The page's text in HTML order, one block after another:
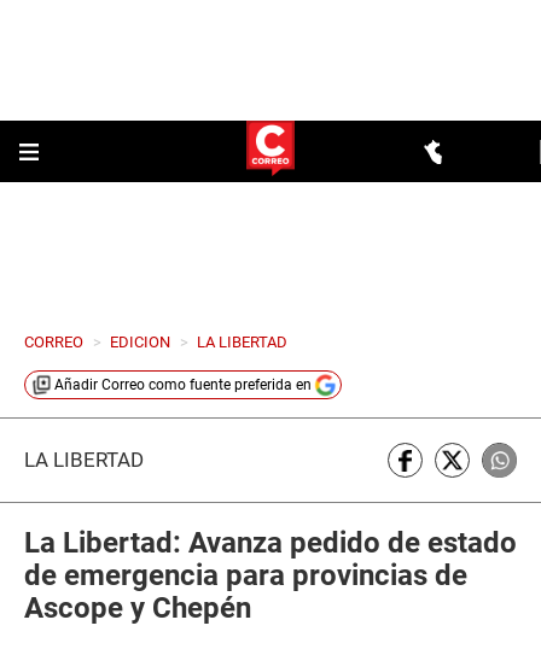
CORREO > EDICION > LA LIBERTAD
Añadir Correo como fuente preferida en
LA LIBERTAD
La Libertad: Avanza pedido de estado
de emergencia para provincias de
Ascope y Chepén